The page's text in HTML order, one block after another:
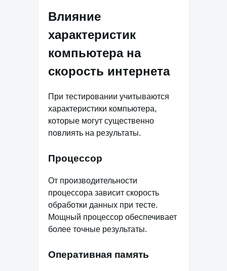
Влияние
характеристик
компьютера на
скорость интернета
При тестировании учитываются
характеристики компьютера,
которые могут существенно
повлиять на результаты.
Процессор
От производительности
процессора зависит скорость
обработки данных при тесте.
Мощный процессор обеспечивает
более точные результаты.
Оперативная память